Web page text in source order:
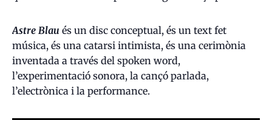
Astre Blau és un disc conceptual, és un text fet
música, és una catarsi intimista, és una cerimònia
inventada a través del spoken word,
l’experimentació sonora, la cançó parlada,
l’electrònica i la performance.